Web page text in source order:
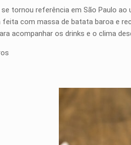
tornou referência em São Paulo
feita com massa de batata baroa e
acompanhar os drinks e o clima